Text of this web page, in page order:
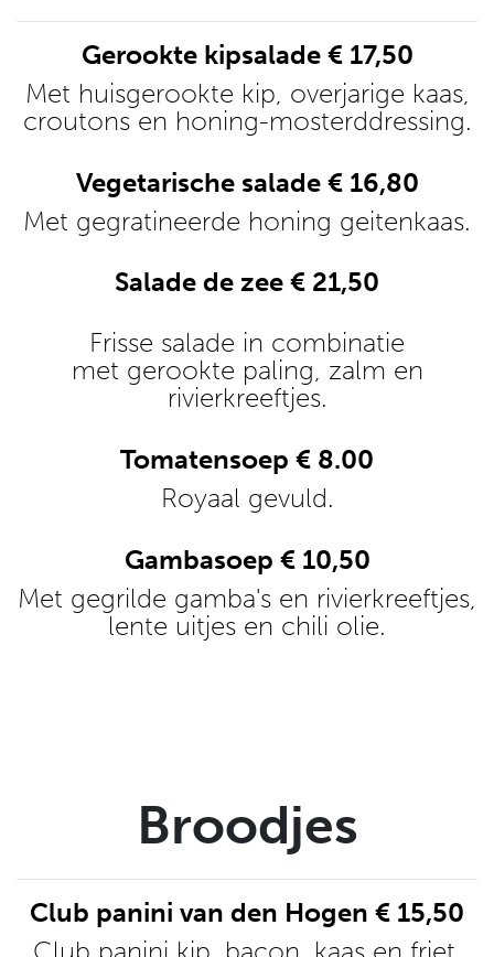
Gerookte kipsalade € 17,50
Met huisgerookte kip, overjarige kaas,
croutons en honing-mosterddressing.
Vegetarische salade € 16,80
Met gegratineerde honing geitenkaas.
Salade de zee € 21,50
Frisse salade in combinatie
met gerookte paling, zalm en
rivierkreeftjes.
Tomatensoep € 8.00
Royaal gevuld.
Gambasoep € 10,50
Met gegrilde gamba's en rivierkreeftjes,
lente uitjes en chili olie.
Broodjes
Club panini van den Hogen € 15,50